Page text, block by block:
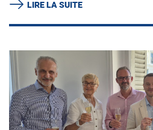
LIRE LA SUITE